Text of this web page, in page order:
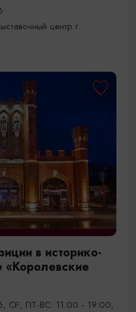
центр г.
в историко-
«Королевские
СР, ПТ-ВС: 11:00 - 19:00,